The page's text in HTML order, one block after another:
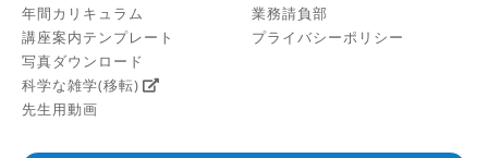
年間カリキュラム
講座案内テンプレート
写真ダウンロード
科学な雑学(移転)
先生用動画
業務請負部
プライバシーポリシー